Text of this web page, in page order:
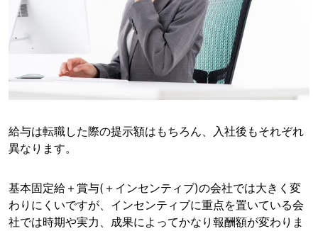
給与は転職した際の提示額はもちろん、入社後もそれぞれ
異なります。
基本固定給＋賞与(＋インセンティブ)の会社では大きく変
わりにくいですが、インセンティブに重点を置いている会
社では時期や実力、成果によってかなり報酬額が変わりま